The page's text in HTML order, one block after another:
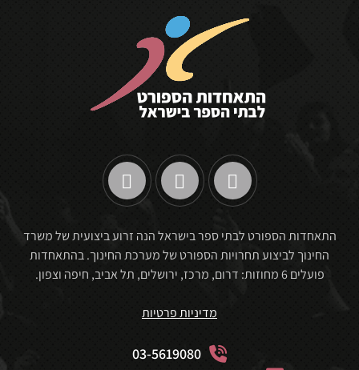
התאחדות הספורט לבתי ספר בישראל הנה זרוע ביצועית של משרד
החינוך לביצוע תחרויות הספורט של מערכת החינוך. בהתאחדות
פועלים 6 מחוזות: דרום, מרכז, ירושלים, תל אביב, חיפה וצפון.
מדיניות פרטיות
03-5619080